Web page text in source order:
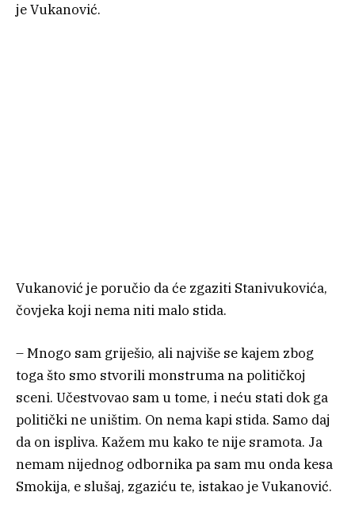
je Vukanović.
Vukanović je poručio da će zgaziti Stanivukovića,
čovjeka koji nema niti malo stida.
– Mnogo sam griješio, ali najviše se kajem zbog
toga što smo stvorili monstruma na političkoj
sceni. Učestvovao sam u tome, i neću stati dok ga
politički ne uništim. On nema kapi stida. Samo daj
da on ispliva. Kažem mu kako te nije sramota. Ja
nemam nijednog odbornika pa sam mu onda kesa
Smokija, e slušaj, zgaziću te, istakao je Vukanović.